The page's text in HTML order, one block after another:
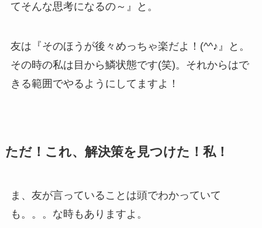
てそんな思考になるの～』と。
友は『そのほうが後々めっちゃ楽だよ！(^^♪』と。
その時の私は目から鱗状態です(笑)。それからはで
きる範囲でやるようにしてますよ！
ただ！これ、解決策を見つけた！私！
ま、友が言っていることは頭でわかっていて
も。。。な時もありますよ。